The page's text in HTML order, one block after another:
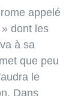
appelé
dont les
à sa
que peu
le
Dans